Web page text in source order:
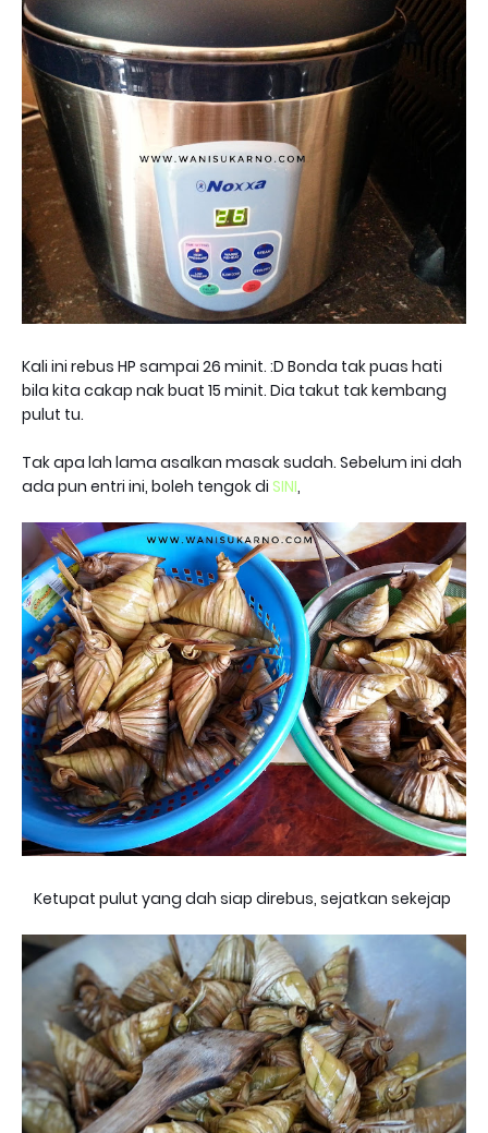
Kali ini rebus HP sampai 26 minit. :D Bonda tak puas hati
bila kita cakap nak buat 15 minit. Dia takut tak kembang
pulut tu.
Tak apa lah lama asalkan masak sudah. Sebelum ini dah
ada pun entri ini, boleh tengok di SINI,
Ketupat pulut yang dah siap direbus, sejatkan sekejap